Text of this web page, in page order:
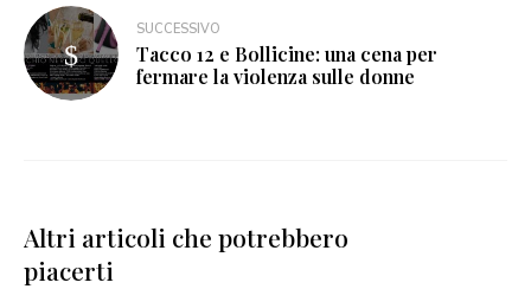
SUCCESSIVO
Tacco 12 e Bollicine: una cena per
fermare la violenza sulle donne
Altri articoli che potrebbero
piacerti